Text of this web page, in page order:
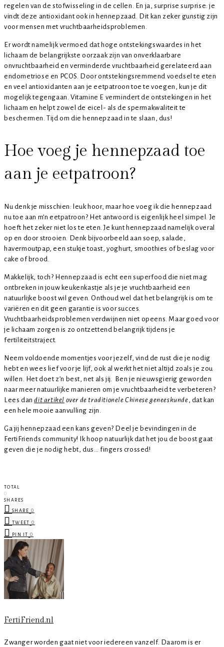
regelen van de stofwisseling in de cellen. En ja, surprise surprise: je
vindt deze antioxidant ook in hennepzaad. Dit kan zeker gunstig zijn
voor mensen met vruchtbaarheidsproblemen.
Er wordt namelijk vermoed dat hoge ontstekingswaardes in het
lichaam de belangrijkste oorzaak zijn van onverklaarbare
onvruchtbaarheid en verminderde vruchtbaarheid gerelateerd aan
endometriose en PCOS. Door ontstekingsremmend voedsel te eten
en veel antioxidanten aan je eetpatroon toe te voegen, kun je dit
mogelijk tegengaan. Vitamine E vermindert de ontstekingen in het
lichaam en helpt zowel de eicel- als de spermakwaliteit te
beschermen. Tijd om die hennepzaad in te slaan, dus!
Hoe voeg je hennepzaad toe
aan je eetpatroon?
Nu denk je misschien: leuk hoor, maar hoe voeg ik die hennepzaad
nu toe aan m’n eetpatroon? Het antwoord is eigenlijk heel simpel. Je
hoeft het zeker niet los te eten. Je kunt hennepzaad namelijk overal
op en door strooien. Denk bijvoorbeeld aan soep, salade,
havermoutpap, een stukje toast, yoghurt, smoothies of beslag voor
cake of brood.
Makkelijk, toch? Hennepzaad is echt een superfood die niet mag
ontbreken in jouw keukenkastje als je je vruchtbaarheid een
natuurlijke boost wil geven. Onthoud wel dat het belangrijk is om te
variëren en dit geen garantie is voor succes.
Vruchtbaarheidsproblemen verdwijnen niet opeens. Maar goed voor
je lichaam zorgen is zo ontzettend belangrijk tijdens je
fertiliteitstraject.
Neem voldoende momentjes voor jezelf, vind de rust die je nodig
hebt en wees lief voor je lijf, ook al werkt het niet altijd zoals je zou
willen. Het doet z’n best, net als jij. Ben je nieuwsgierig geworden
naar meer natuurlijke manieren om je vruchtbaarheid te verbeteren?
Lees dandit artikel over de traditionele Chinese geneeskunde, dat kan
een hele mooie aanvulling zijn.
Ga jij hennepzaad een kans geven? Deel je bevindingen in de
FertiFriends community! Ik hoop natuurlijk dat het jou de boost gaat
geven die je nodig hebt, dus… fingers crossed!
TOTAL
0
SHARES
SHARE 0
TWEET 0
PIN IT 0
FertiFriend.nl
Zwanger worden gaat niet voor iedereen vanzelf. Daarom is er